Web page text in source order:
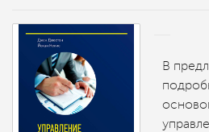
В